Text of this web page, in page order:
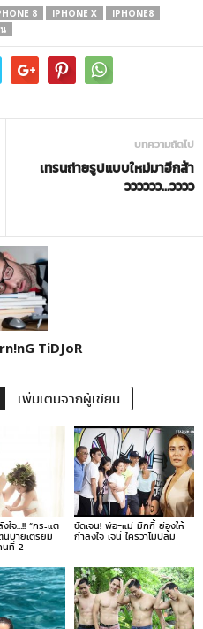
8 IPHONE X
IPHONE8
บทความถัดไป
เทรนถ่ายรูปแบบใหม่มาอีกล้า
วววววว…วววว
TiDJoR
เพิ่มเติมจากผู้เขียน
ใจ…!! “กระแต
บายเตรียม
นที่ 2
ชัดเจน! พ่อ-แม่ มิกกี้ ย่องให้
กำลังใจ เจนี่ ใครว่าไม่ปลื้ม